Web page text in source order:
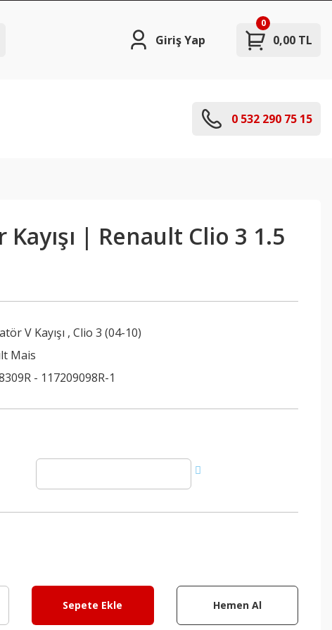
Giriş Yap 0,00 TL
0
0 532 290 75 15
| Renault Clio 3 1.5
V Kayışı ,Clio 3 (04-10)
Mais
- 117209098R-1
Sepete Ekle Hemen Al